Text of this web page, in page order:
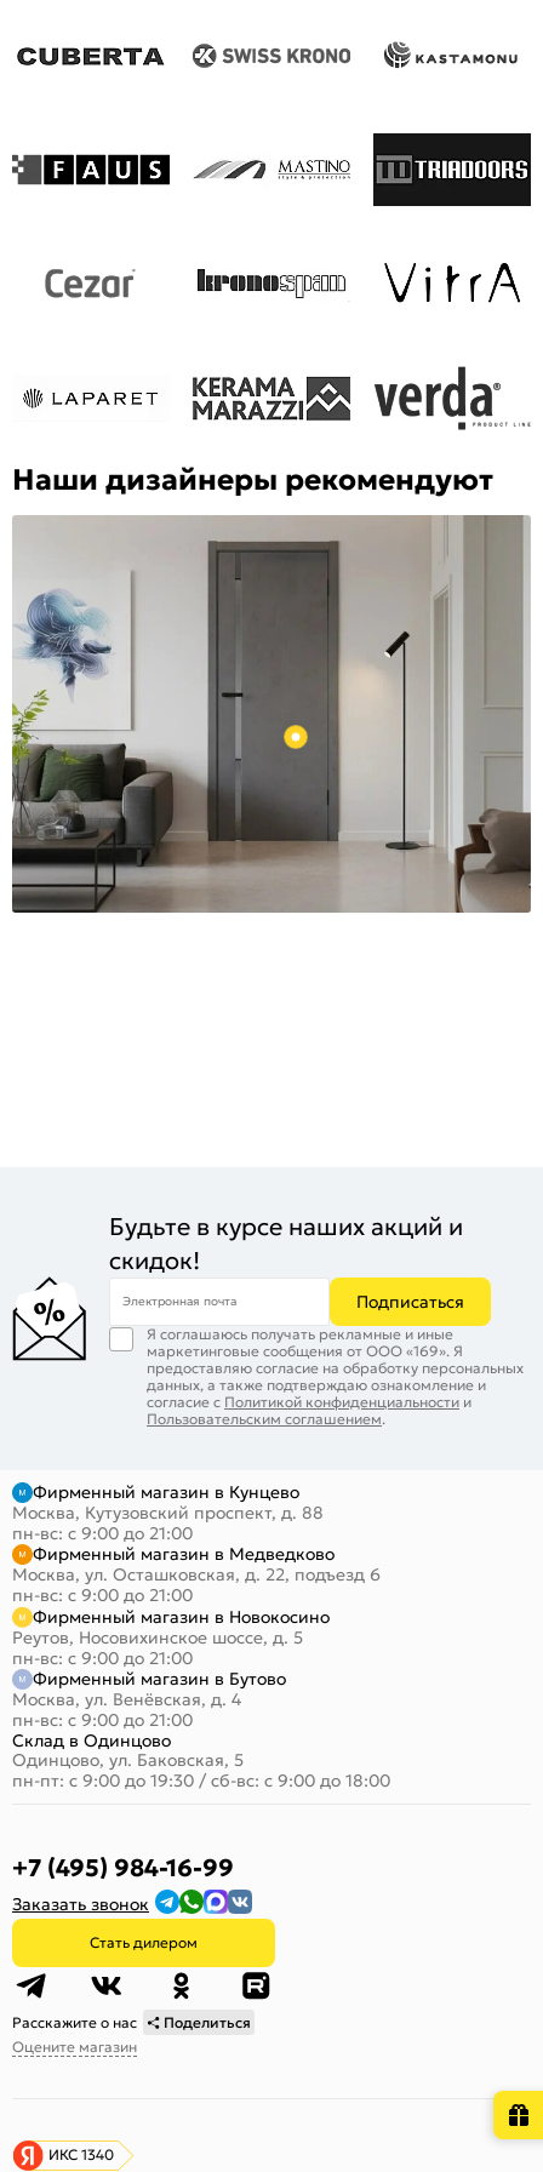
Наши дизайнеры рекомендуют
Будьте в курсе наших акций и
скидок!
Электронная почта Подписаться
Я соглашаюсь получать рекламные и иные
маркетинговые сообщения от ООО «169». Я
предоставляю согласие на обработку персональных
данных, а также подтверждаю ознакомление и
согласие с Политикой конфиденциальности и
Пользовательским соглашением.
Фирменный магазин в Кунцево
Москва, Кутузовский проспект, д. 88
пн-вс: с 9:00 до 21:00
Фирменный магазин в Медведково
Москва, ул. Осташковская, д. 22, подъезд 6
пн-вс: с 9:00 до 21:00
Фирменный магазин в Новокосино
Реутов, Носовихинское шоссе, д. 5
пн-вс: с 9:00 до 21:00
Фирменный магазин в Бутово
Москва, ул. Венёвская, д. 4
пн-вс: с 9:00 до 21:00
Склад в Одинцово
Одинцово, ул. Баковская, 5
пн-пт: с 9:00 до 19:30 / сб-вс: с 9:00 до 18:00
+7 (495) 984-16-99
Заказать звонок
Стать дилером
Расскажите о нас
Поделиться
Оцените магазин
ИКС 1340